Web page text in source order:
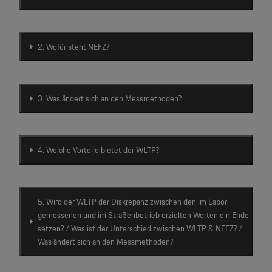
Motorsport & Events
Service & Zubehör
Newsletter
Mein Porsche Account
YouTube Channel
Konfigurator
Car Configurator
Porsche Timepieces
Porsche Poster Designer
2. Wofür steht NEFZ?
3. Was ändert sich an den Messmethoden?
4. Welche Vorteile bietet der WLTP?
5. Wird der WLTP der Diskrepanz zwischen den im Labor
gemessenen und im Straßenbetrieb erzielten Werten ein Ende
setzen? / Was ist der Unterschied zwischen WLTP & NEFZ? /
Was ändert sich an den Messmethoden?